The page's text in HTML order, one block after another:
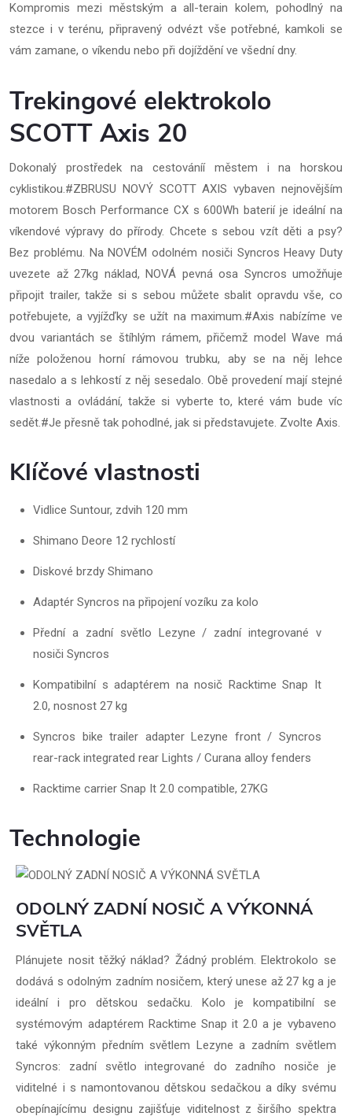
Kompromis mezi městským a all-terain kolem, pohodlný na
stezce i v terénu, připravený odvézt vše potřebné, kamkoli se
vám zamane, o víkendu nebo při dojíždění ve všední dny.
Trekingové elektrokolo
SCOTT Axis 20
Dokonalý prostředek na cestováníí městem i na horskou
cyklistikou.#ZBRUSU NOVÝ SCOTT AXIS vybaven nejnovějším
motorem Bosch Performance CX s 600Wh baterií je ideální na
víkendové výpravy do přírody. Chcete s sebou vzít děti a psy?
Bez problému. Na NOVÉM odolném nosiči Syncros Heavy Duty
uvezete až 27kg náklad, NOVÁ pevná osa Syncros umožňuje
připojit trailer, takže si s sebou můžete sbalit opravdu vše, co
potřebujete, a vyjížďky se užít na maximum.#Axis nabízíme ve
dvou variantách se štíhlým rámem, přičemž model Wave má
níže položenou horní rámovou trubku, aby se na něj lehce
nasedalo a s lehkostí z něj sesedalo. Obě provedení mají stejné
vlastnosti a ovládání, takže si vyberte to, které vám bude víc
sedět.#Je přesně tak pohodlné, jak si představujete. Zvolte Axis.
Klíčové vlastnosti
Vidlice Suntour, zdvih 120 mm
Shimano Deore 12 rychlostí
Diskové brzdy Shimano
Adaptér Syncros na připojení vozíku za kolo
Přední a zadní světlo Lezyne / zadní integrované v
nosiči Syncros
Kompatibilní s adaptérem na nosič Racktime Snap It
2.0, nosnost 27 kg
Syncros bike trailer adapter Lezyne front / Syncros
rear-rack integrated rear Lights / Curana alloy fenders
Racktime carrier Snap It 2.0 compatible, 27KG
Technologie
ODOLNÝ ZADNÍ NOSIČ A VÝKONNÁ
SVĚTLA
Plánujete nosit těžký náklad? Žádný problém. Elektrokolo se
dodává s odolným zadním nosičem, který unese až 27 kg a je
ideální i pro dětskou sedačku. Kolo je kompatibilní se
systémovým adaptérem Racktime Snap it 2.0 a je vybaveno
také výkonným předním světlem Lezyne a zadním světlem
Syncros: zadní světlo integrované do zadního nosiče je
viditelné i s namontovanou dětskou sedačkou a díky svému
obepínajícímu designu zajišťuje viditelnost z širšího spektra